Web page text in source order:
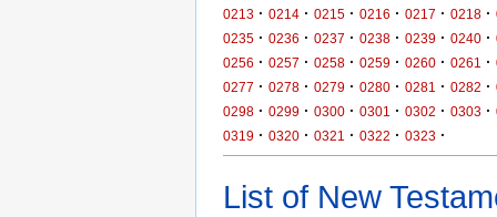
0213 · 0214 · 0215 · 0216 · 0217 · 0218 ·
0235 · 0236 · 0237 · 0238 · 0239 · 0240 ·
0256 · 0257 · 0258 · 0259 · 0260 · 0261 ·
0277 · 0278 · 0279 · 0280 · 0281 · 0282 ·
0298 · 0299 · 0300 · 0301 · 0302 · 0303 ·
0319 · 0320 · 0321 · 0322 · 0323 ·
List of New